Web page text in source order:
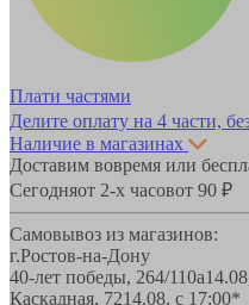
Плати частями
Делите оплату на 4 части,
Наличие в магазинах
Доставим вовремя или
Сегодняот 2-х часовот 90 ₽
Самовывоз из магазинов:
г.Ростов-на-Дону
40-лет победы, 264/110а
Каскадная, 7214.08, с 17:00*